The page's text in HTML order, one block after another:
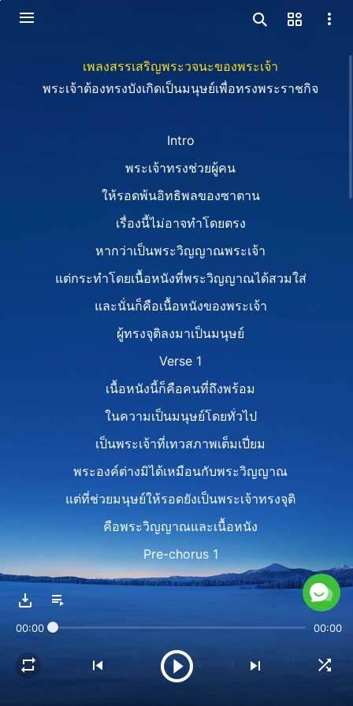
เพลงสรรเสริญพระวจนะของพระเจ้า
พระเจ้าต้องทรงบังเกิดเป็นมนุษย์เพื่อทรงพระราชกิจ
Intro
พระเจ้าทรงช่วยผู้คน
ให้รอดพ้นอิทธิพลของซาตาน
เรื่องนี้ไม่อาจทำโดยตรง
หากว่าเป็นพระวิญญาณพระเจ้า
แต่กระทำโดยเนื้อหนังที่พระวิญญาณได้สวมใส่
และนั่นก็คือเนื้อหนังของพระเจ้า
ผู้ทรงจุติลงมาเป็นมนุษย์
Verse 1
เนื้อหนังนี้ก็คือคนที่ถึงพร้อม
ในความเป็นมนุษย์โดยทั่วไป
เป็นพระเจ้าที่เทวสภาพเต็มเปี่ยม
พระองค์ต่างมิได้เหมือนกับพระวิญญาณ
แต่ที่ช่วยมนุษย์ให้รอดยังเป็นพระเจ้าทรงจุติ
คือพระวิญญาณและเนื้อหนัง
Pre-chorus 1
จากในจำนวนทั้งสามช่วงระยะของพระราชกิจนั้น
พระราชกิจพระเจ้าอีกสองช่วงระยะที่เหลือนั้น
00:00 00:00